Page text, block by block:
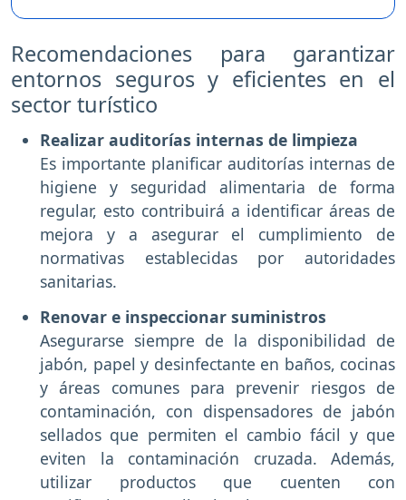
Recomendaciones para garantizar
entornos seguros y eficientes en el
sector turístico
Realizar auditorías internas de limpieza
Es importante planificar auditorías internas de
higiene y seguridad alimentaria de forma
regular, esto contribuirá a identificar áreas de
mejora y a asegurar el cumplimiento de
normativas establecidas por autoridades
sanitarias.
Renovar e inspeccionar suministros
Asegurarse siempre de la disponibilidad de
jabón, papel y desinfectante en baños, cocinas
y áreas comunes para prevenir riesgos de
contaminación, con dispensadores de jabón
sellados que permiten el cambio fácil y que
eviten la contaminación cruzada. Además,
utilizar productos que cuenten con